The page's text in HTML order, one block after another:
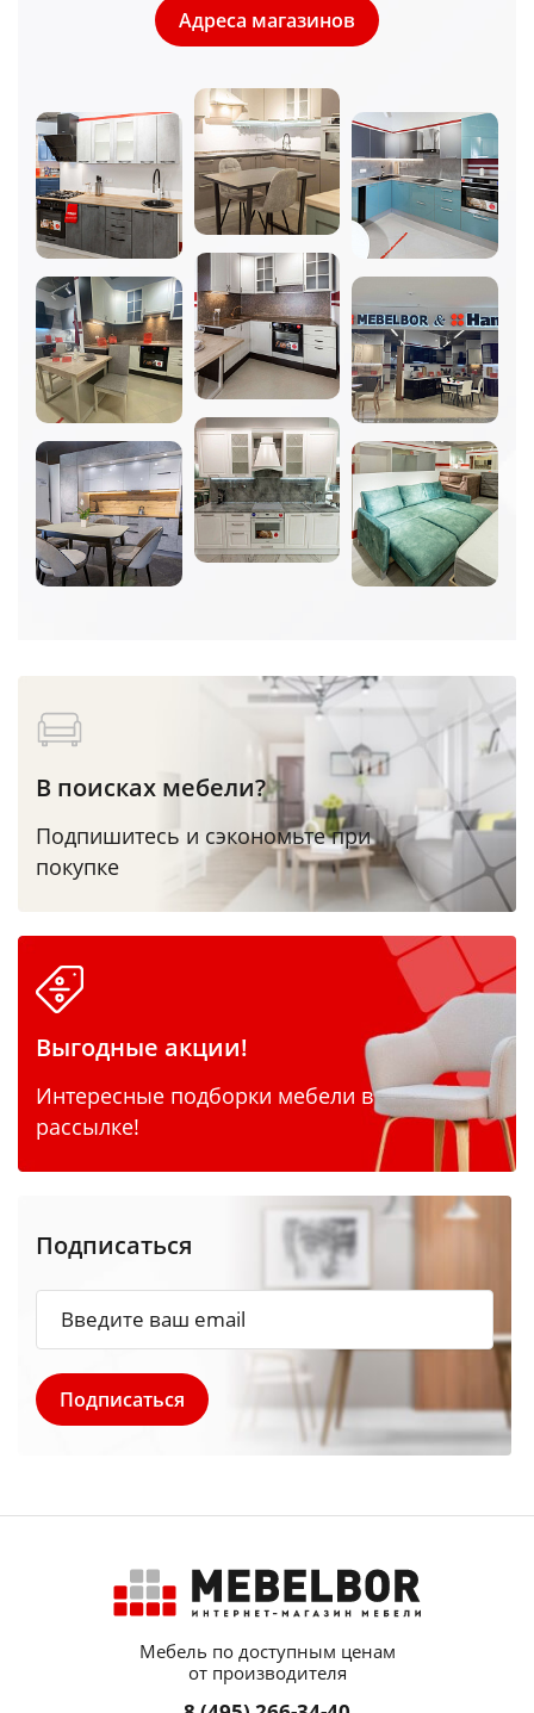
Адреса магазинов
В поисках мебели?
Подпишитесь и сэкономьте при
покупке
Выгодные акции!
Интересные подборки мебели в
рассылке!
Подписаться
Мебель по доступным ценам
от производителя